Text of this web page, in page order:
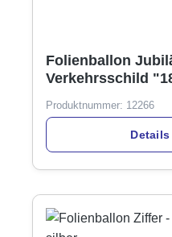
Folienballon
Verkehrsschild
Produktnummer: 12266
Details